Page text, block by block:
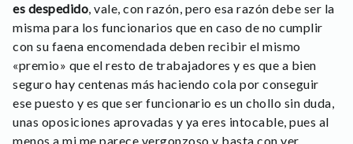
es despedido, vale, con razón, pero esa razón debe ser la
misma para los funcionarios que en caso de no cumplir
con su faena encomendada deben recibir el mismo
«premio» que el resto de trabajadores y es que a bien
seguro hay centenas más haciendo cola por conseguir
ese puesto y es que ser funcionario es un chollo sin duda,
unas oposiciones aprovadas y ya eres intocable, pues al
menos a mi me parece vergonzoso y basta con ver